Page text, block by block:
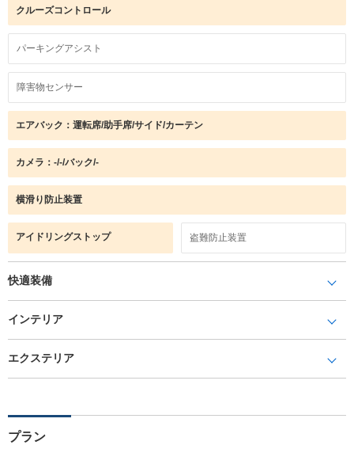
クルーズコントロール
パーキングアシスト
障害物センサー
エアバック：運転席/助手席/サイド/カーテン
カメラ：-/-/バック/-
横滑り防止装置
アイドリングストップ 盗難防止装置
快適装備
インテリア
エクステリア
プラン